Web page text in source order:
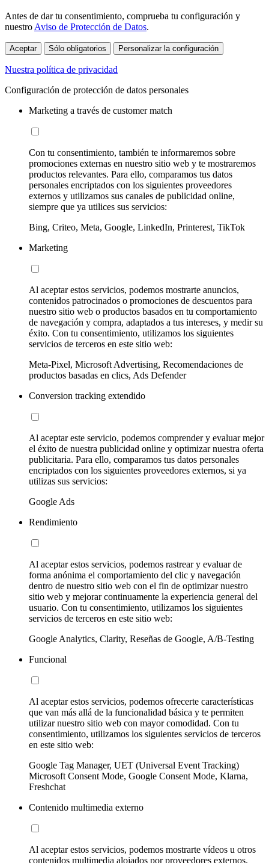
Antes de dar tu consentimiento, comprueba tu configuración y
nuestro Aviso de Protección de Datos.
Aceptar Sólo obligatorios Personalizar la configuración
Nuestra política de privacidad
Configuración de protección de datos personales
Marketing a través de customer match
Con tu consentimiento, también te informaremos sobre
promociones externas en nuestro sitio web y te mostraremos
productos relevantes. Para ello, comparamos tus datos
personales encriptados con los siguientes proveedores
externos y utilizamos sus canales de publicidad online,
siempre que ya utilices sus servicios:
Bing, Criteo, Meta, Google, LinkedIn, Printerest, TikTok
Marketing
Al aceptar estos servicios, podemos mostrarte anuncios,
contenidos patrocinados o promociones de descuentos para
nuestro sitio web o productos basados en tu comportamiento
de navegación y compra, adaptados a tus intereses, y medir su
éxito. Con tu consentimiento, utilizamos los siguientes
servicios de terceros en este sitio web:
Meta-Pixel, Microsoft Advertising, Recomendaciones de
productos basadas en clics, Ads Defender
Conversion tracking extendido
Al aceptar este servicio, podemos comprender y evaluar mejor
el éxito de nuestra publicidad online y optimizar nuestra oferta
publicitaria. Para ello, comparamos tus datos personales
encriptados con los siguientes proveedores externos, si ya
utilizas sus servicios:
Google Ads
Rendimiento
Al aceptar estos servicios, podemos rastrear y evaluar de
forma anónima el comportamiento del clic y navegación
dentro de nuestro sitio web con el fin de optimizar nuestro
sitio web y mejorar continuamente la experiencia general del
usuario. Con tu consentimiento, utilizamos los siguientes
servicios de terceros en este sitio web:
Google Analytics, Clarity, Reseñas de Google, A/B-Testing
Funcional
Al aceptar estos servicios, podemos ofrecerte características
que van más allá de la funcionalidad básica y te permiten
utilizar nuestro sitio web con mayor comodidad. Con tu
consentimiento, utilizamos los siguientes servicios de terceros
en este sitio web:
Google Tag Manager, UET (Universal Event Tracking)
Microsoft Consent Mode, Google Consent Mode, Klarna,
Freshchat
Contenido multimedia externo
Al aceptar estos servicios, podemos mostrarte vídeos u otros
contenidos multimedia alojados por proveedores externos.